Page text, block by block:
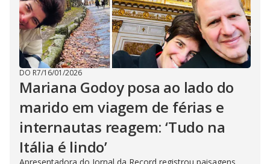
DO R7/16/01/2026
Mariana Godoy posa ao lado do
marido em viagem de férias e
internautas reagem: ‘Tudo na
Itália é lindo’